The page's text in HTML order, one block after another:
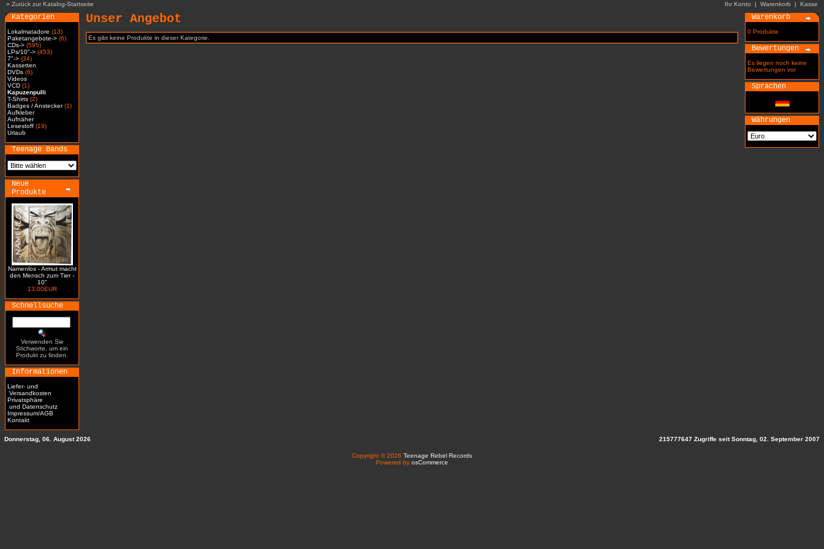
» Zurück zur Katalog-Startseite Ihr Konto | Warenkorb | Kasse
Kategorien
Lokalmatadore (13)
Paketangebote-> (6)
CDs-> (595)
LPs/10"-> (453)
7"-> (34)
Kassetten
DVDs (6)
Videos
VCD (1)
Kapuzenpulli
T-Shirts (2)
Badges / Anstecker(1)
Aufkleber
Aufnäher
Lesestoff (19)
Urlaub
Teenage Bands
Neue
Produkte
Namenlos - Armut macht
den Mensch zum Tier -
10"
13.00EUR
Schnellsuche
Verwenden Sie
Stichworte, um ein
Produkt zu finden.
Informationen
Liefer- und
Versandkosten
Privatsphäre
und Datenschutz
Impressum/AGB
Kontakt
Unser Angebot
Es gibt keine Produkte in dieser Kategorie.
Warenkorb
0 Produkte
Bewertungen
Es liegen noch keine
Bewertungen vor
Sprachen
Währungen
Donnerstag, 06. August 2026 215777647 Zugriffe seit Sonntag, 02. September 2007
Copyright © 2026 Teenage Rebel Records
Powered by osCommerce